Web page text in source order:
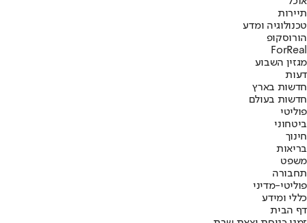
תיירות
טכנולוגיה ומדע
הורוסקופ
ForReal
מגזין השבוע
דעות
חדשות בארץ
חדשות בעולם
פוליטי
ביטחוני
חינוך
בריאות
משפט
תחבורה
פוליטי-מדיני
כללי ומידע
דף הבית